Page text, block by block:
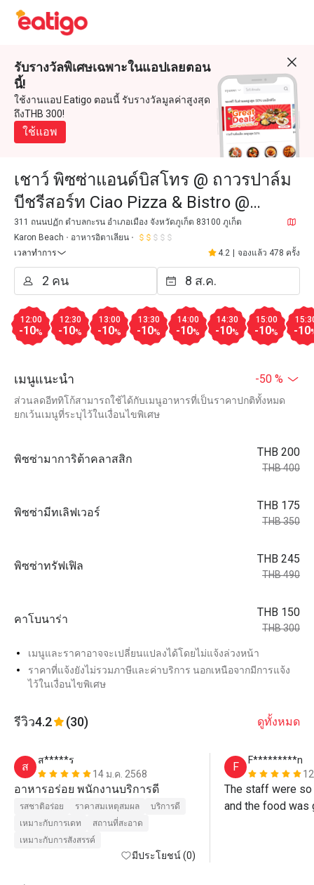
รับรางวัลพิเศษเฉพาะในแอปเลยตอน
นี้!
ใช้งานแอป Eatigo ตอนนี้ รับรางวัลมูลค่าสูงสุด
ถึงTHB 300!
ใช้แอพ
เชาว์ พิซซ่าแอนด์บิสโทร @ ถาวรปาล์ม
บีชรีสอร์ท Ciao Pizza & Bistro @
Thavorn Palm Beach Resort)
311 ถนนปฏัก ตำบลกะรน อำเภอเมือง จังหวัดภูเก็ต 83100 ภูเก็ต
Karon Beach
อาหารอิตาเลียน
เวลาทำการ
4.2 จองแล้ว 478 ครั้ง
12:00
-10%
12:30
-10%
13:00
-10%
13:30
-10%
14:00
-10%
14:30
-10%
15:00
-10% -10
เมนูแนะนำ -50 %
ส่วนลดอีททิโก้สามารถใช้ได้กับเมนูอาหารที่เป็นราคาปกติทั้งหมด
ยกเว้นเมนูที่ระบุไว้ในเงื่อนไขพิเศษ
พิซซ่ามาการิต้าคลาสสิก
THB 200
THB 400
พิซซ่ามีทเลิฟเวอร์
THB 175
THB 350
พิซซ่าทรัฟเฟิล
THB 245
THB 490
คาโบนาร่า
THB 150
THB 300
เมนูและราคาอาจจะเปลี่ยนแปลงได้โดยไม่แจ้งล่วงหน้า
ราคาที่แจ้งยังไม่รวมภาษีและค่าบริการ นอกเหนือจากมีการแจ้ง
ไว้ในเงื่อนไขพิเศษ
รีวิว4.2 (30) ดูทั้งหมด
ส
ส*****ร
14 ม.ค. 2568
อาหารอร่อย พนักงานบริการดี
รสชาติอร่อย ราคาสมเหตุสมผล
บริการดี
เหมาะกับการเดท
สถานที่สะอาด
เหมาะกับการสังสรรค์
มีประโยชน์ (0)
F
F*********n
The staff were
and the food was